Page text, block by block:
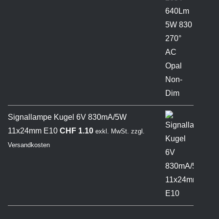
Signallampe Kugel 6V 830mA/5W
11x24mm E10 CHF1.10 exkl. MwSt. zzgl.
Versandkosten